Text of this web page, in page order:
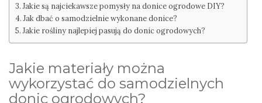
Jakie są najciekawsze pomysły na donice ogrodowe DIY?
Jak dbać o samodzielnie wykonane donice?
Jakie rośliny najlepiej pasują do donic ogrodowych?
Jakie materiały można
wykorzystać do samodzielnych
donic ogrodowych?